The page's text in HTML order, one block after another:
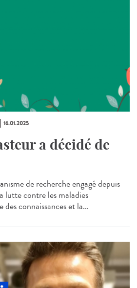
16.01.2025
a décidé de
de recherche engagé depuis
lutte contre les maladies
connaissances et la...